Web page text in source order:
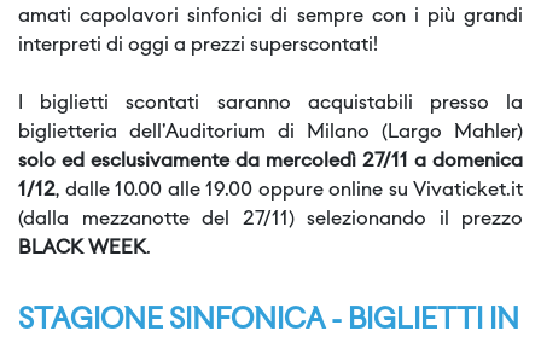
amati capolavori sinfonici di sempre con i più grandi
interpreti di oggi a prezzi superscontati!
I biglietti scontati saranno acquistabili presso la
biglietteria dell'Auditorium di Milano (Largo Mahler)
solo ed esclusivamente da mercoledì 27/11 a domenica
1/12, dalle 10.00 alle 19.00 oppure online su Vivaticket.it
(dalla mezzanotte del 27/11) selezionando il prezzo
BLACK WEEK.
STAGIONE SINFONICA - BIGLIETTI IN